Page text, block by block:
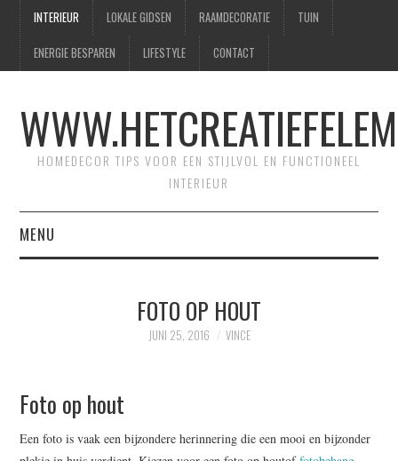
INTERIEUR LOKALE GIDSEN RAAMDECORATIE TUIN
ENERGIE BESPAREN LIFESTYLE CONTACT
HOMEDECOR TIPS VOOR EEN STIJLVOL EN FUNCTIONEEL
INTERIEUR
MENU
WRITE FOR US –
FOTO OP HOUT
JUNI 25, 2016 VINCE
Foto op hout
Een foto is vaak een bijzondere herinnering die een mooi en bijzonder